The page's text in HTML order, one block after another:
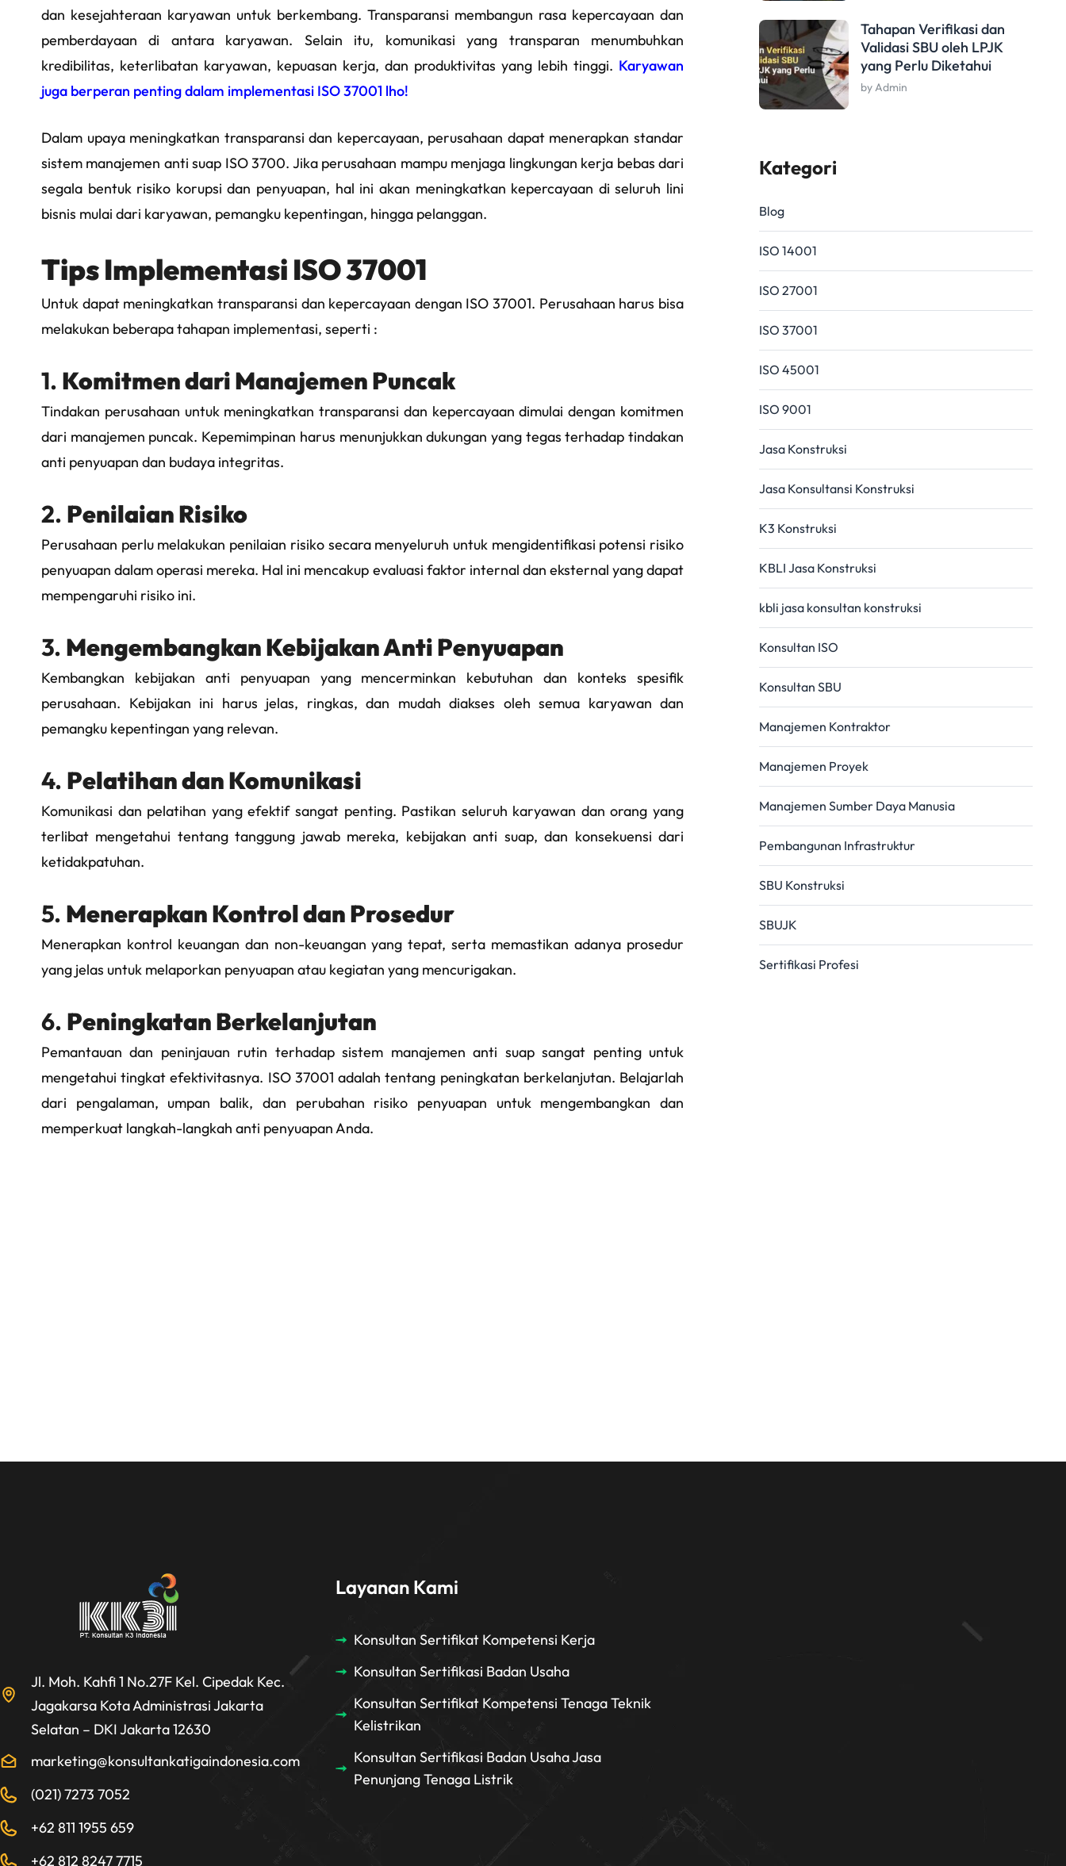
dan kesejahteraan karyawan untuk berkembang. Transparansi membangun rasa kepercayaan dan
pemberdayaan di antara karyawan. Selain itu, komunikasi yang transparan menumbuhkan
kredibilitas, keterlibatan karyawan, kepuasan kerja, dan produktivitas yang lebih tinggi. Karyawan
juga berperan penting dalam implementasi ISO 37001 lho!
Dalam upaya meningkatkan transparansi dan kepercayaan, perusahaan dapat menerapkan standar
sistem manajemen anti suap ISO 3700. Jika perusahaan mampu menjaga lingkungan kerja bebas dari
segala bentuk risiko korupsi dan penyuapan, hal ini akan meningkatkan kepercayaan di seluruh lini
bisnis mulai dari karyawan, pemangku kepentingan, hingga pelanggan.
Tips Implementasi ISO 37001
Untuk dapat meningkatkan transparansi dan kepercayaan dengan ISO 37001. Perusahaan harus bisa
melakukan beberapa tahapan implementasi, seperti :
1. Komitmen dari Manajemen Puncak
Tindakan perusahaan untuk meningkatkan transparansi dan kepercayaan dimulai dengan komitmen
dari manajemen puncak. Kepemimpinan harus menunjukkan dukungan yang tegas terhadap tindakan
anti penyuapan dan budaya integritas.
2. Penilaian Risiko
Perusahaan perlu melakukan penilaian risiko secara menyeluruh untuk mengidentifikasi potensi risiko
penyuapan dalam operasi mereka. Hal ini mencakup evaluasi faktor internal dan eksternal yang dapat
mempengaruhi risiko ini.
3. Mengembangkan Kebijakan Anti Penyuapan
Kembangkan kebijakan anti penyuapan yang mencerminkan kebutuhan dan konteks spesifik
perusahaan. Kebijakan ini harus jelas, ringkas, dan mudah diakses oleh semua karyawan dan
pemangku kepentingan yang relevan.
4. Pelatihan dan Komunikasi
Komunikasi dan pelatihan yang efektif sangat penting. Pastikan seluruh karyawan dan orang yang
terlibat mengetahui tentang tanggung jawab mereka, kebijakan anti suap, dan konsekuensi dari
ketidakpatuhan.
5. Menerapkan Kontrol dan Prosedur
Menerapkan kontrol keuangan dan non-keuangan yang tepat, serta memastikan adanya prosedur
yang jelas untuk melaporkan penyuapan atau kegiatan yang mencurigakan.
6. Peningkatan Berkelanjutan
Pemantauan dan peninjauan rutin terhadap sistem manajemen anti suap sangat penting untuk
mengetahui tingkat efektivitasnya. ISO 37001 adalah tentang peningkatan berkelanjutan. Belajarlah
dari pengalaman, umpan balik, dan perubahan risiko penyuapan untuk mengembangkan dan
memperkuat langkah-langkah anti penyuapan Anda.
Tahapan Verifikasi dan
Validasi SBU oleh LPJK
yang Perlu Diketahui
by Admin
Kategori
Blog
ISO 14001
ISO 27001
ISO 37001
ISO 45001
ISO 9001
Jasa Konstruksi
Jasa Konsultansi Konstruksi
K3 Konstruksi
KBLI Jasa Konstruksi
kbli jasa konsultan konstruksi
Konsultan ISO
Konsultan SBU
Manajemen Kontraktor
Manajemen Proyek
Manajemen Sumber Daya Manusia
Pembangunan Infrastruktur
SBU Konstruksi
SBUJK
Sertifikasi Profesi
Jl. Moh. Kahfi 1 No.27F Kel. Cipedak Kec.
Jagakarsa Kota Administrasi Jakarta
Selatan – DKI Jakarta 12630
marketing@konsultankatigaindonesia.com
(021) 7273 7052
+62 811 1955 659
+62 812 8247 7715
Layanan Kami
Konsultan Sertifikat Kompetensi Kerja
Konsultan Sertifikasi Badan Usaha
Konsultan Sertifikat Kompetensi Tenaga Teknik
Kelistrikan
Konsultan Sertifikasi Badan Usaha Jasa
Penunjang Tenaga Listrik